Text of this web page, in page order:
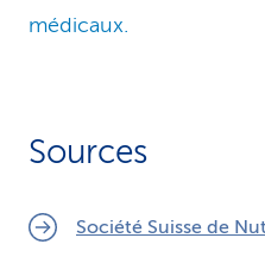
médicaux.
Sources
Société Suisse de